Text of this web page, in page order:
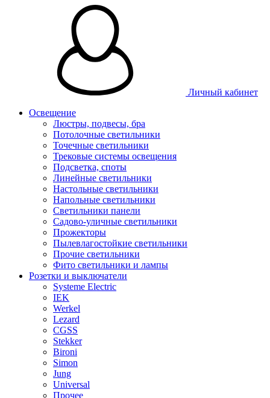
Личный кабинет
Освещение
Люстры, подвесы, бра
Потолочные светильники
Точечные светильники
Трековые системы освещения
Подсветка, споты
Линейные светильники
Настольные светильники
Напольные светильники
Светильники панели
Садово-уличные светильники
Прожекторы
Пылевлагостойкие светильники
Прочие светильники
Фито светильники и лампы
Розетки и выключатели
Systeme Electric
IEK
Werkel
Lezard
CGSS
Stekker
Bironi
Simon
Jung
Universal
Прочее